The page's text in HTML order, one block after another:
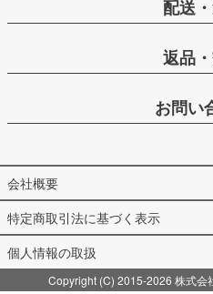
配送
返品
お問い
会社概要
特定商取引法に基づく表示
個人情報の取扱
Copyright (C) 2015-2026 株式会社